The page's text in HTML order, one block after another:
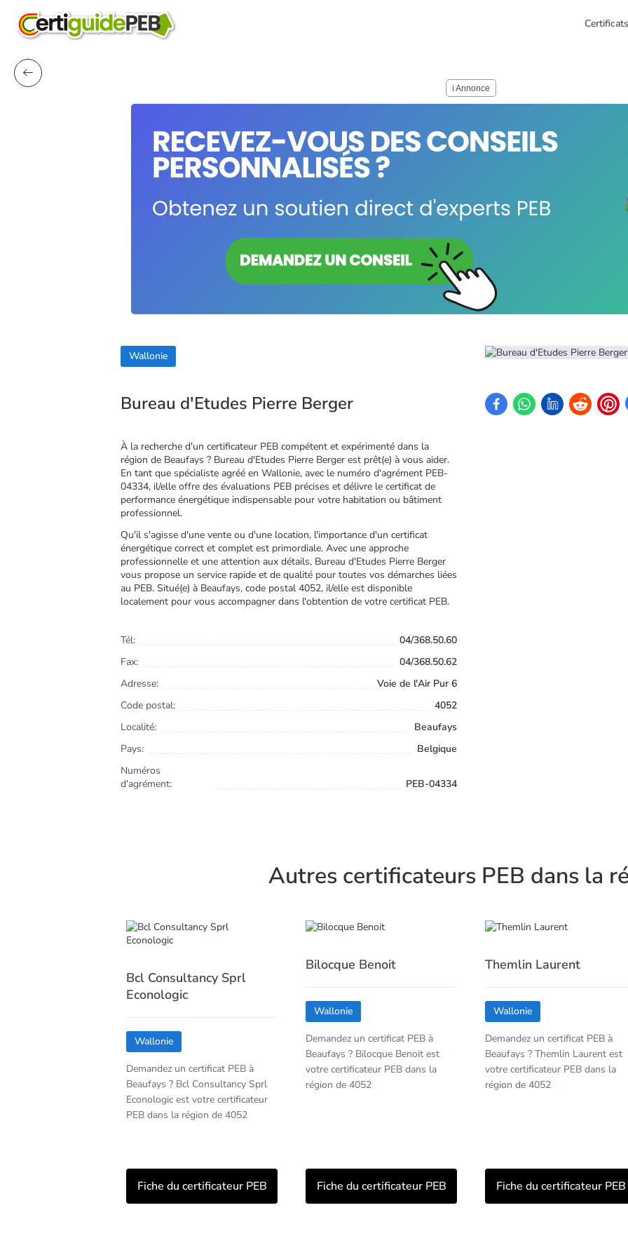
ℹ️ Annonce
Wallonie
Bureau d'Etudes Pierre Berger
À la recherche d'un certificateur PEB compétent et expérimenté dans la
région de Beaufays ? Bureau d'Etudes Pierre Berger est prêt(e) à vous aider.
En tant que spécialiste agréé en Wallonie, avec le numéro d'agrément PEB-
04334, il/elle offre des évaluations PEB précises et délivre le certificat de
performance énergétique indispensable pour votre habitation ou bâtiment
professionnel.
Qu'il s'agisse d'une vente ou d'une location, l'importance d'un certificat
énergétique correct et complet est primordiale. Avec une approche
professionnelle et une attention aux détails, Bureau d'Etudes Pierre Berger
vous propose un service rapide et de qualité pour toutes vos démarches liées
au PEB. Situé(e) à Beaufays, code postal 4052, il/elle est disponible
localement pour vous accompagner dans l'obtention de votre certificat PEB.
Tél:
04/368.50.60
Fax:
04/368.50.62
Adresse:
Voie de l'Air Pur 6
Code postal:
4052
Localité:
Beaufays
Pays:
Belgique
Numéros
d'agrément:
PEB-04334
Autres certificateurs PEB dans la
Bcl Consultancy Sprl
Econologic
Wallonie
Demandez un certificat PEB à
Beaufays ? Bcl Consultancy Sprl
Econologic est votre certificateur
PEB dans la région de 4052
Fiche du certificateur PEB
Bilocque Benoit
Wallonie
Demandez un certificat PEB à
Beaufays ? Bilocque Benoit est
votre certificateur PEB dans la
région de 4052
Fiche du certificateur PEB
Themlin Laurent
Wallonie
Demandez un certificat PEB à
Beaufays ? Themlin Laurent est
votre certificateur PEB dans la
région de 4052
Fiche du certificateur PEB